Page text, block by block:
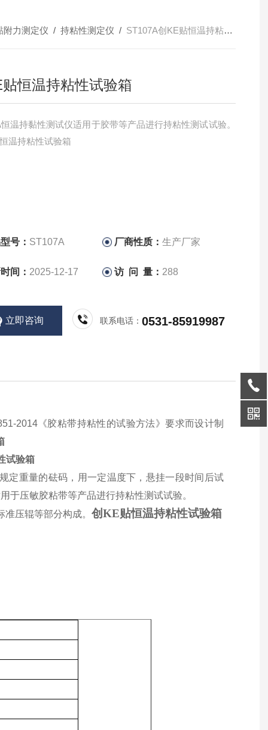
附力测定仪 / 持粘性测定仪 / ST107A创KE贴恒温持粘性试验箱
恒温持粘性试验箱
温持黏性测试仪适用于胶带等产品进行持粘性测试试验。
温持粘性试验箱
号： ST107A 厂商性质：生产厂家
间： 2025-12-17 访 问 量： 288
立即咨询 联系电话：0531-85919987
2014《胶粘带持粘性的试验方法》要求而设计制
定重量的砝码 ， 用一定温度下，悬挂一段时间后试
于压敏胶粘带等产品进行持粘性测试试验。
准压辊等部分构成。创KE贴恒温持粘性试验箱